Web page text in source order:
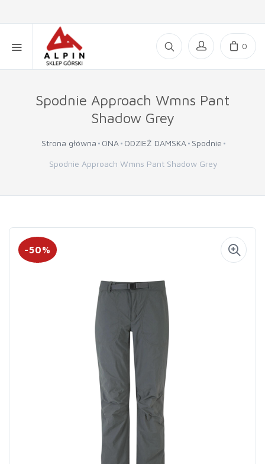
0
Spodnie Approach Wmns Pant
Shadow Grey
Strona główna ONA ODZIEŻ DAMSKA Spodnie
Spodnie Approach Wmns Pant Shadow Grey
-50%